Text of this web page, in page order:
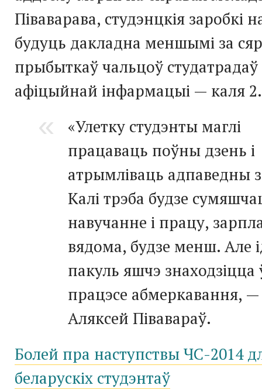
Піваварава, студэнцкія заробкі
будуць дакладна меншымі за
прыбыткаў чальцоў
афіцыйнай інфармацыі — каля
«Улетку студэнты маглі
працаваць поўны дзень і
атрымліваць адпаведны
Калі трэба будзе
навучанне і працу,
вядома, будзе менш. Але
пакуль яшчэ знаходзіцца
працэсе абмеркавання,
Аляксей Півавараў.
Болей пра наступствы ЧС-2014
беларускіх студэнтаў